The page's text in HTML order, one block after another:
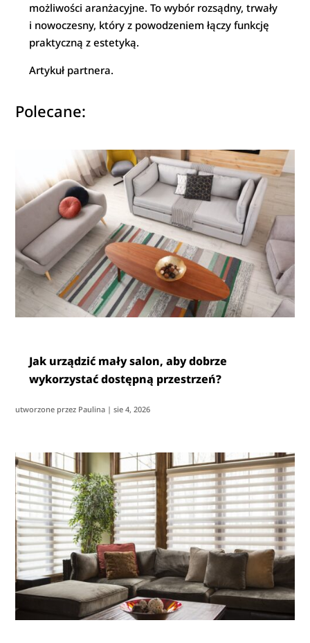
możliwości aranżacyjne. To wybór rozsądny, trwały
i nowoczesny, który z powodzeniem łączy funkcję
praktyczną z estetyką.
Artykuł partnera.
Polecane:
Jak urządzić mały salon, aby dobrze
wykorzystać dostępną przestrzeń?
utworzone przez Paulina |sie 4, 2026